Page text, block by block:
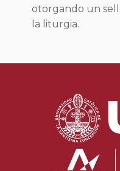
otorgando un
la liturgia.